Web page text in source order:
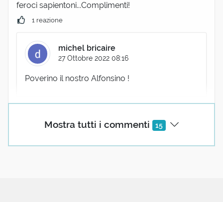
Mostra tutti i commenti 15
feroci sapientoni...Complimenti!
1 reazione
michel bricaire
27 Ottobre 2022 08:16
Poverino il nostro Alfonsino !
Carla modica